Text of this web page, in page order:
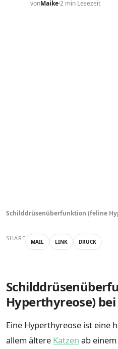
vonMaike2 min Lesezeit
Schilddrüsenüberfunktion (feline
SHARE MAIL LINK DRUCK
Hyperthyreose)
Eine Hyperthyreose ist eine
allem ältere Katzen ab